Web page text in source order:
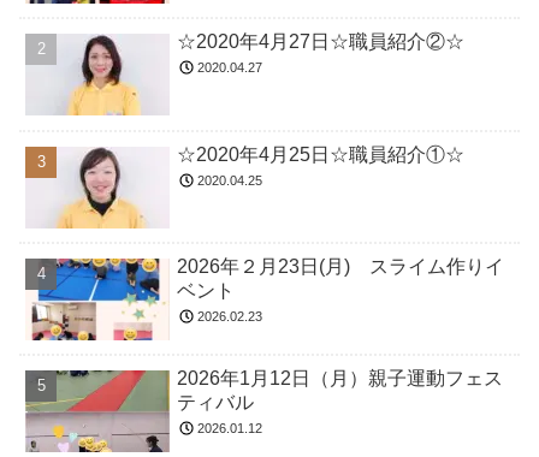
☆2020年4月27日☆職員紹介②☆
2020.04.27
☆2020年4月25日☆職員紹介①☆
2020.04.25
2026年２月23日(月) スライム作りイ
ベント
2026.02.23
2026年1月12日（月）親子運動フェス
ティバル
2026.01.12